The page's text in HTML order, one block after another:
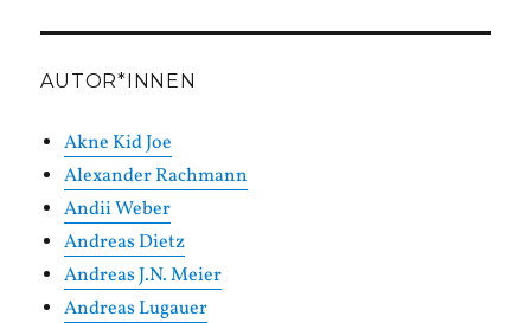
AUTOR*INNEN
Akne Kid Joe
Alexander Rachmann
Andii Weber
Andreas Dietz
Andreas J.N. Meier
Andreas Lugauer